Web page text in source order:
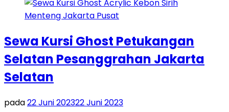
Sewa Kursi Ghost Petukangan
Selatan Pesanggrahan Jakarta
Selatan
pada22 Juni 202322 Juni 2023